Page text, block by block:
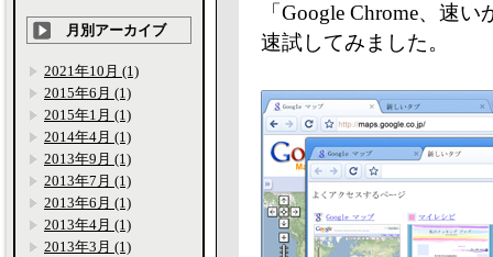
「Google Chrome、速
速試してみました。
月別アーカイブ
2021年10月 (1)
2015年6月 (1)
2015年1月 (1)
2014年4月 (1)
2013年9月 (1)
2013年7月 (1)
2013年6月 (1)
2013年4月 (1)
2013年3月 (1)